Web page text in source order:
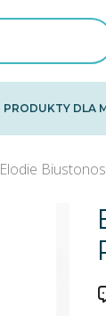
PRODUKTY DLA
Elodie